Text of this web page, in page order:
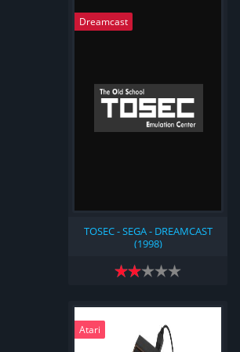
Dreamcast
TOSEC - SEGA - DREAMCAST
(1998)
Atari